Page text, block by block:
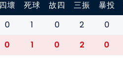
四壞 死球 故四 三振 暴投
0 1 0 2 0
0 1 0 2 0